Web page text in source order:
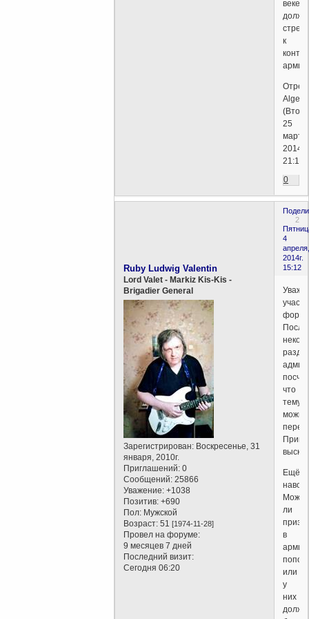
веке
к
25
марта,
2014г.
21:10)
0
2
4
апреля,
2014г.
15:12
Ruby Ludwig Valentin
Lord Valet - Markiz Kis-Kis -
Brigadier General
Зарегистрирован: Воскресенье, 31
января, 2010г.
Приглашений: 0
Сообщений: 25866
Уважение: +1038
Позитив: +690
Пол: Мужской
Возраст: 51[1974-11-28]
Провел на форуме:
9 месяцев 7 дней
Последний визит:
Сегодня 06:20
После
что
тему
можно
Ещё
Можно
ли
в
армию
или
у
них